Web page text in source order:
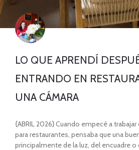
LO QUE APRENDÍ
ENTRANDO EN
UNA CÁMARA
{ABRIL 2026} Cuando empecé a
para restaurantes, pensaba que una
principalmente de la luz, del encuadre o